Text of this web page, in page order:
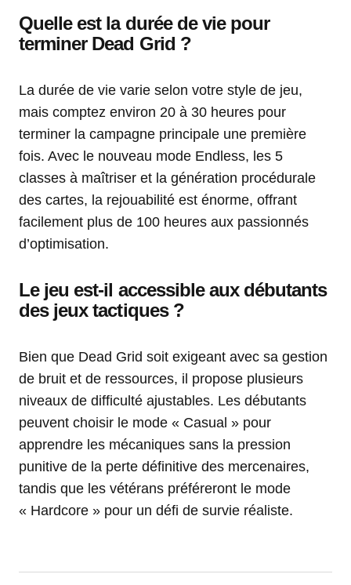
Quelle est la durée de vie pour
terminer Dead Grid ?
La durée de vie varie selon votre style de jeu,
mais comptez environ 20 à 30 heures pour
terminer la campagne principale une première
fois. Avec le nouveau mode Endless, les 5
classes à maîtriser et la génération procédurale
des cartes, la rejouabilité est énorme, offrant
facilement plus de 100 heures aux passionnés
d’optimisation.
Le jeu est-il accessible aux débutants
des jeux tactiques ?
Bien que Dead Grid soit exigeant avec sa gestion
de bruit et de ressources, il propose plusieurs
niveaux de difficulté ajustables. Les débutants
peuvent choisir le mode « Casual » pour
apprendre les mécaniques sans la pression
punitive de la perte définitive des mercenaires,
tandis que les vétérans préféreront le mode
« Hardcore » pour un défi de survie réaliste.